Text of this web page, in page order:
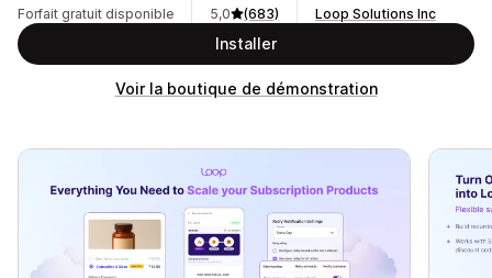
Forfait gratuit disponible
5,0
(683)
Loop Solutions Inc
Installer
Voir la boutique de démonstration